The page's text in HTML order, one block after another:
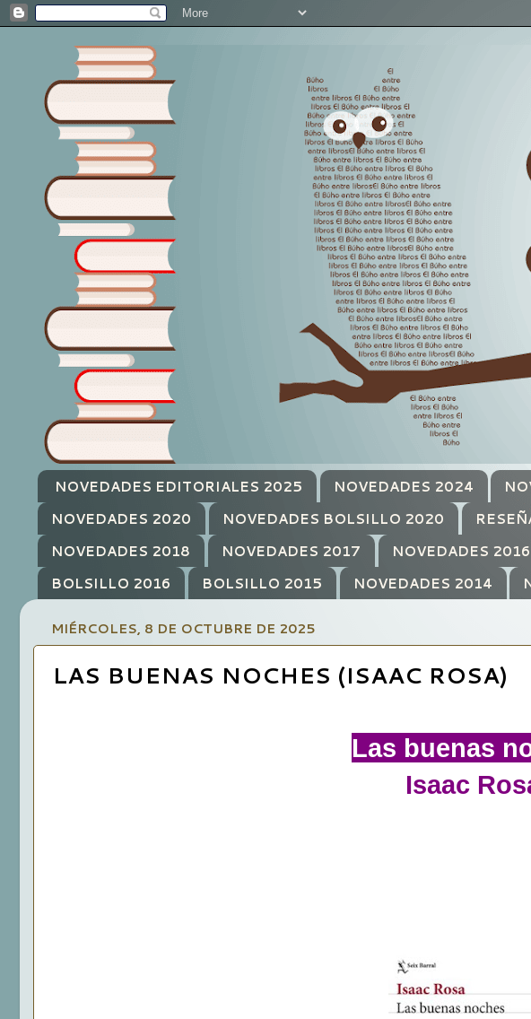
NOVEDADES EDITORIALES 2025 NOVEDADES 2024
NOVEDADES 2020
NOVEDADES BOLSILLO 2020
NOVEDADES 2018
NOVEDADES 2017 NOVEDADES 2016
BOLSILLO 2016
BOLSILLO 2015 NOVEDADES 2014
MIÉRCOLES, 8 DE OCTUBRE DE 2025
LAS BUENAS NOCHES (ISAAC ROSA)
Las buenas
Isaac